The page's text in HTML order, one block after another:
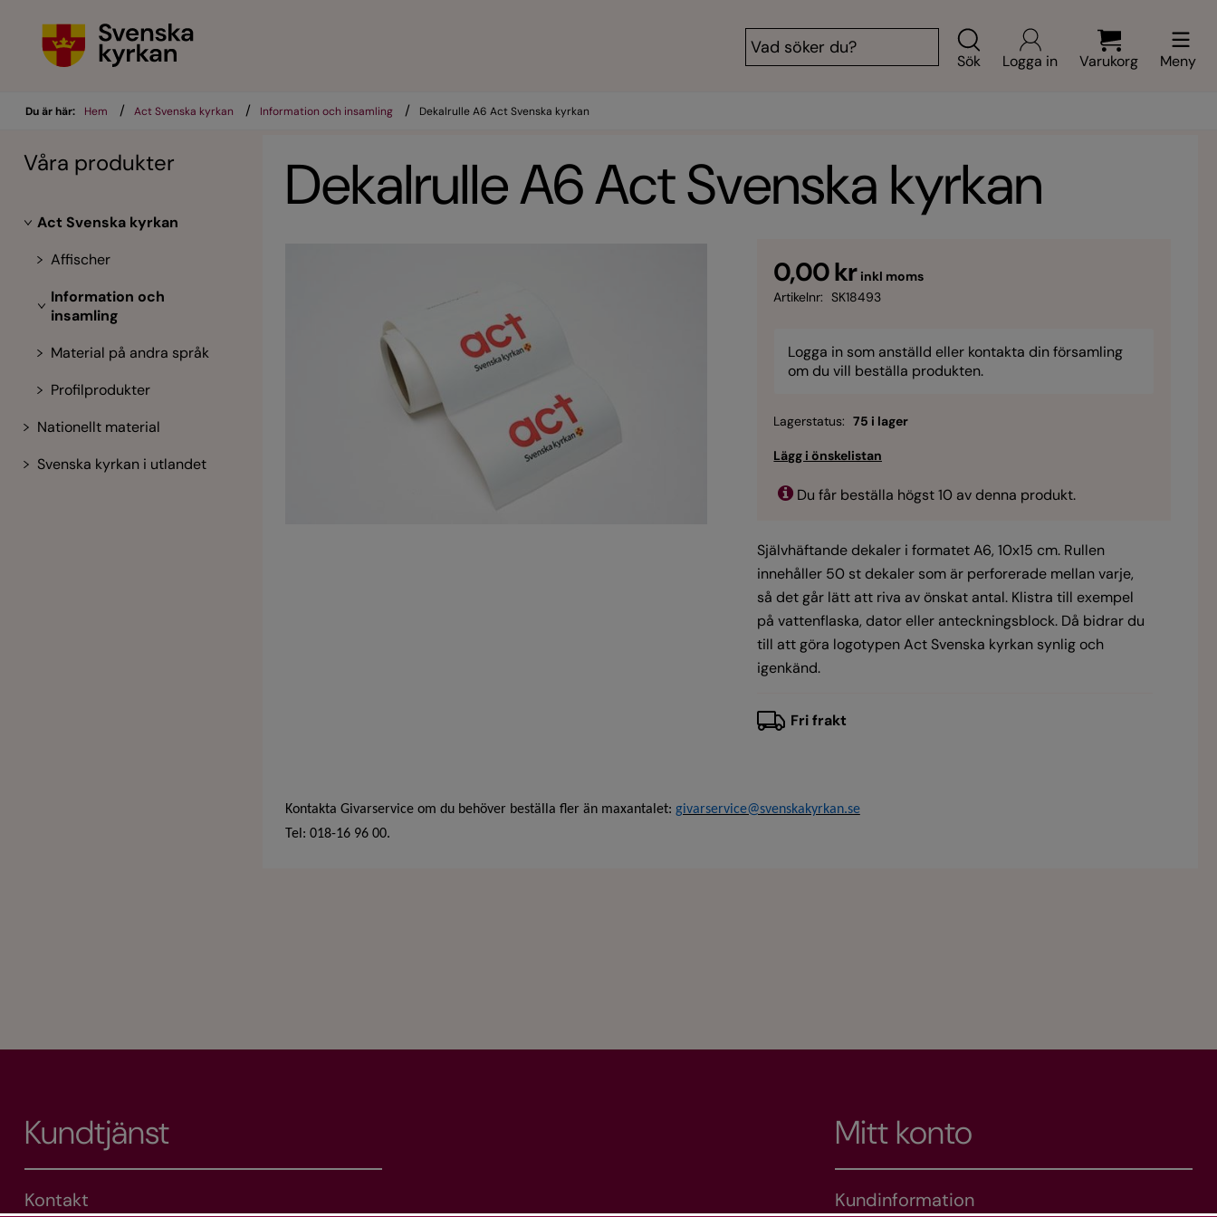
Logga in Varukorg Meny
Sök
Du är här: Hem / Act Svenska kyrkan / Information och insamling / Dekalrulle A6 Act Svenska kyrkan
Våra produkter
Act Svenska kyrkan
Affischer
Information och
insamling
Material på andra språk
Profilprodukter
Nationellt material
Svenska kyrkan i utlandet
Dekalrulle A6 Act Svenska kyrkan
0,00 kr inkl moms
Artikelnr: SK18493
Logga in som anställd eller kontakta din församling
om du vill beställa produkten.
Lagerstatus: 75 i lager
Du får beställa högst 10 av denna produkt.
Självhäftande dekaler i formatet A6, 10x15 cm. Rullen
innehåller 50 st dekaler som är perforerade mellan varje,
så det går lätt att riva av önskat antal. Klistra till exempel
på vattenflaska, dator eller anteckningsblock. Då bidrar du
till att göra logotypen Act Svenska kyrkan synlig och
igenkänd.
Fri frakt
Kontakta Givarservice om du behöver beställa fler än maxantalet: givarservice@svenskakyrkan.se
Tel: 018-16 96 00.
Kundtjänst
Kontakt
Mitt konto
Kundinformation